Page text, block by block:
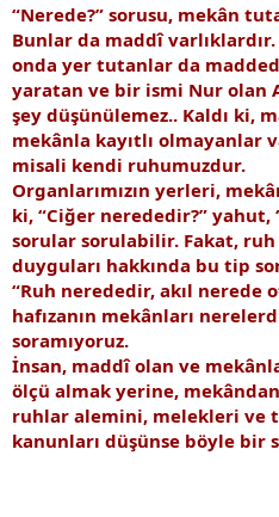
“Nerede?” sorusu, mekân
Bunlar da maddî
onda yer tutanlar da
yaratan ve bir ismi Nur olan
şey düşünülemez.. Kaldı ki,
mekânla kayıtlı olmayanlar
misali kendi ruhumuzdur.
Organlarımızın yerleri,
ki, “Ciğer nerededir?”
sorular sorulabilir. Fakat,
duyguları hakkında bu tip
“Ruh nerededir, akıl
hafızanın mekânları
soramıyoruz.
İnsan, maddî olan ve
ölçü almak yerine,
ruhlar alemini, melekleri ve
kanunları düşünse böyle bir